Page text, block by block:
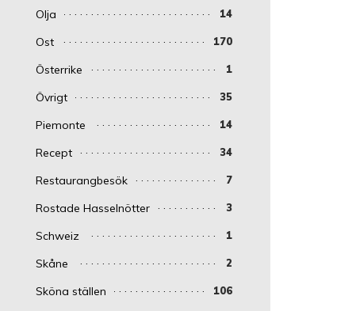
Olja 14
Ost 170
Österrike 1
Övrigt 35
Piemonte 14
Recept 34
Restaurangbesök 7
Rostade Hasselnötter 3
Schweiz 1
Skåne 2
Sköna ställen 106